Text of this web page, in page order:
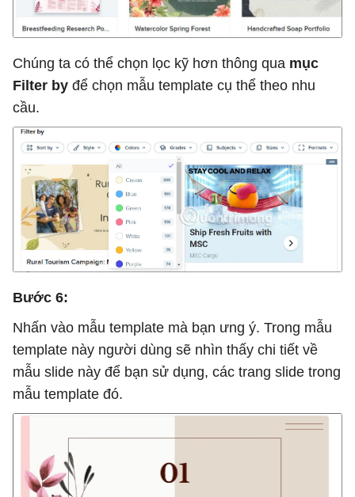
Chúng ta có thể chọn lọc kỹ hơn thông qua mục
Filter by để chọn mẫu template cụ thể theo nhu
cầu.
Bước 6:
Nhấn vào mẫu template mà bạn ưng ý. Trong mẫu
template này người dùng sẽ nhìn thấy chi tiết về
mẫu slide này để bạn sử dụng, các trang slide trong
mẫu template đó.